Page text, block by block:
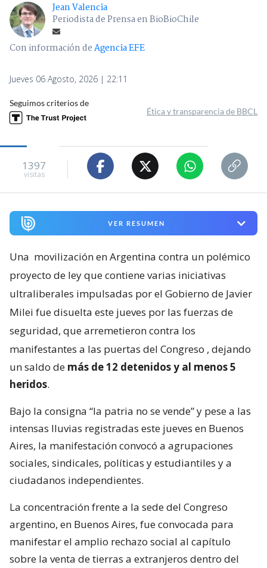
Jean Valencia
Periodista de Prensa en BioBioChile
Con información deAgencia EFE
Jueves 06 Agosto, 2026 | 22:11
Seguimos criterios de
Ética y transparencia de BBCL
1397
visitas
VER RESUMEN
Una movilización en Argentina contra un polémico
proyecto de ley que contiene varias iniciativas
ultraliberales impulsadas por el Gobierno de Javier
Milei fue disuelta este jueves por las fuerzas de
seguridad, que arremetieron contra los
manifestantes a las puertas del Congreso , dejando
un saldo de más de 12 detenidos y al menos 5
heridos.
Bajo la consigna “la patria no se vende” y pese a las
intensas lluvias registradas este jueves en Buenos
Aires, la manifestación convocó a agrupaciones
sociales, sindicales, políticas y estudiantiles y a
ciudadanos independientes.
La concentración frente a la sede del Congreso
argentino, en Buenos Aires, fue convocada para
manifestar el amplio rechazo social al capítulo
sobre la venta de tierras a extranjeros dentro del